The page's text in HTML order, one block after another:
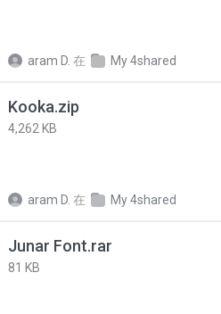
aram D. 在 My 4shared
Kooka.zip
4,262 KB
aram D. 在 My 4shared
Junar Font.rar
81 KB